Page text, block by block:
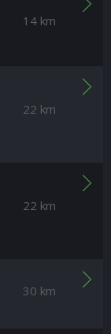
14 km
22 km
22 km
30 km